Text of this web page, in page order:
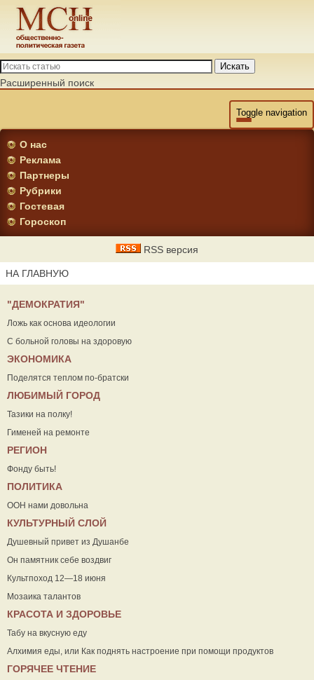
Искать
Расширенный поиск
Toggle navigation
О нас
Реклама
Партнеры
Рубрики
Гостевая
Гороскоп
RSS версия
НА ГЛАВНУЮ
"ДЕМОКРАТИЯ"
Ложь как основа идеологии
С больной головы на здоровую
ЭКОНОМИКА
Поделятся теплом по-братски
ЛЮБИМЫЙ ГОРОД
Тазики на полку!
Гименей на ремонте
РЕГИОН
Фонду быть!
ПОЛИТИКА
ООН нами довольна
КУЛЬТУРНЫЙ СЛОЙ
Душевный привет из Душанбе
Он памятник себе воздвиг
Культпоход 12—18 июня
Мозаика талантов
КРАСОТА И ЗДОРОВЬЕ
Табу на вкусную еду
Алхимия еды, или Как поднять настроение при помощи продуктов
ГОРЯЧЕЕ ЧТЕНИЕ